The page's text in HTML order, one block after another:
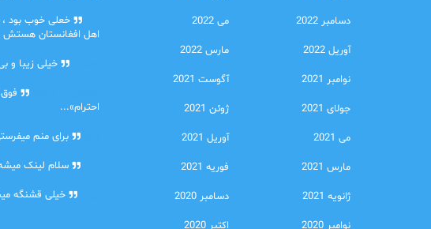
دسامبر 2022 می 2022
آوریل 2022 مارس 2022
نوامبر 2021 آگوست 2021
جولای 2021 ژوئن 2021
می 2021 آوریل 2021
مارس 2021 فوریه 2021
ژانویه 2021 دسامبر 2020
نوامبر 2020 اکتبر 2020
خعلی خوب بود ،
اهل افغانستان هستش
خیلی زیبا و
احترام»...
برای منم
سلام لینک
خیلی قشنگه